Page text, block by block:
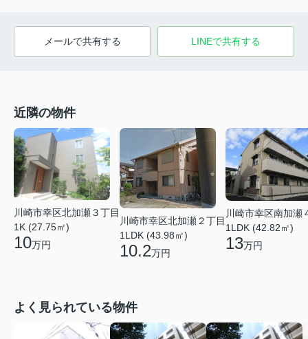
メールで共有する LINEで共有する
近隣の物件
川崎市幸区北加瀬３丁目
1K (27.75㎡)
10万円
川崎市幸区北加瀬２丁目
1LDK (43.98㎡)
10.2万円
川崎市幸区南加瀬
1LDK (42.82㎡)
13万円
よく見られている物件